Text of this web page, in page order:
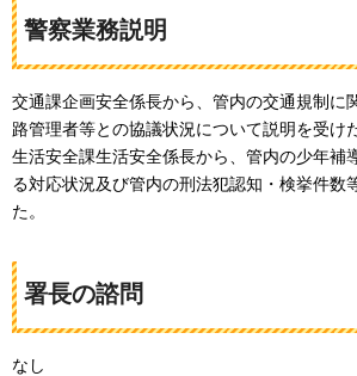
警察業務説明
交通課企画安全係長から、管内の交通規制に
路管理者等との協議状況について説明を受けた
生活安全課生活安全係長から、管内の少年補
る対応状況及び管内の刑法犯認知・検挙件数
た。
署長の諮問
なし